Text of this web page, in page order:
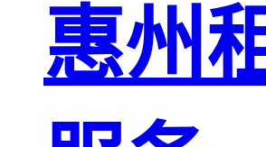
惠州